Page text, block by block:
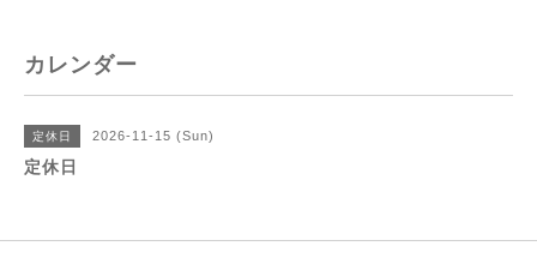
カレンダー
定休日 2026-11-15 (Sun)
定休日